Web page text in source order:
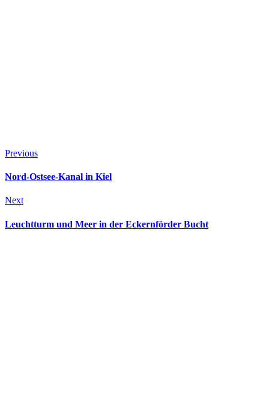
Previous
Nord-Ostsee-Kanal in Kiel
Next
Leuchtturm und Meer in der Eckernförder Bucht